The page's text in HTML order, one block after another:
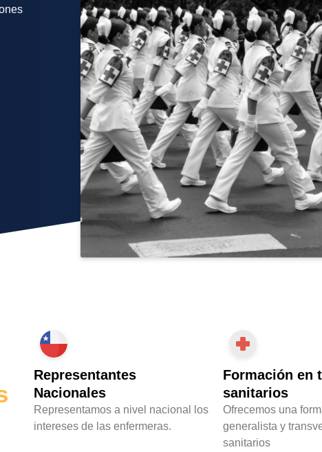
Representantes
Nacionales
Representamos a nivel nacional los
intereses de las enfermeras.
Formación en
sanitarios
Ofrecemos una
generalista y
sanitarios